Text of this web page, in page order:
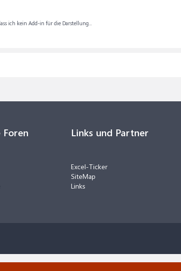
ich kein Add-in für die Darstellung...
Links und Partner
Excel-Ticker
SiteMap
Links